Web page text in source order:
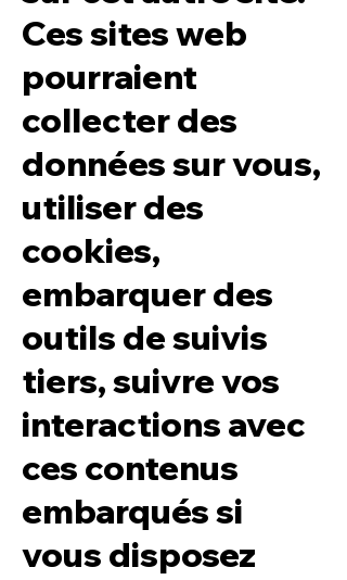
Ces sites web
pourraient
collecter des
données sur vous,
utiliser des
cookies,
embarquer des
outils de suivis
tiers, suivre vos
interactions avec
ces contenus
embarqués si
vous disposez